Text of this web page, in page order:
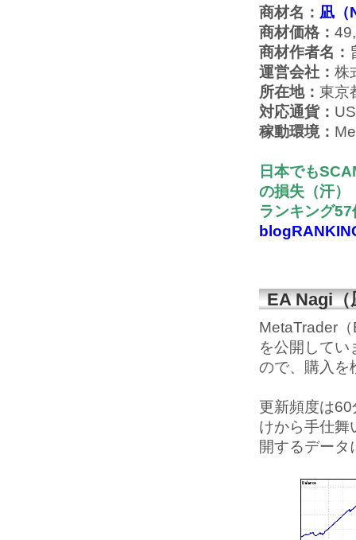
商材名： 凪（
商材価格：
商材作者名：
運営会社： 株
所在地： 東京
対応通貨：
稼動環境：
日本でも
の損失（汗）
ランキング
EA Nagi
MetaTrader
を公開してい
ので、購入を
更新頻度は
けから手仕舞
開するデータ